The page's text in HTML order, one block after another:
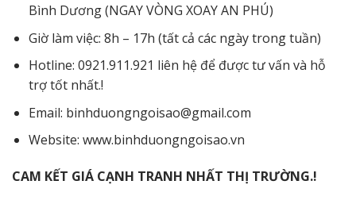
Bình Dương (NGAY VÒNG XOAY AN PHÚ)
Giờ làm việc: 8h – 17h (tất cả các ngày trong tuần)
Hotline: 0921.911.921 liên hệ để được tư vấn và hỗ
trợ tốt nhất.!
Email: binhduongngoisao@gmail.com
Website: www.binhduongngoisao.vn
CAM KẾT GIÁ CẠNH TRANH NHẤT THỊ TRƯỜNG.!